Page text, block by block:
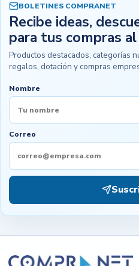
BOLETINES COMPRANET
Recibe ideas,
para tus compras
Productos destacados, categorías
regalos, dotación y compras
Nombre
Correo